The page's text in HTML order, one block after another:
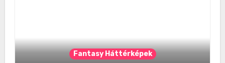
Fantasy Háttérképek